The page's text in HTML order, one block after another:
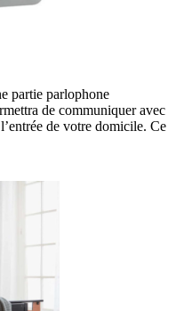
partie parlophone
de communiquer avec
de votre domicile. Ce